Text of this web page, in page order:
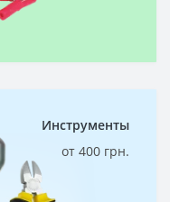
Инструменты
от 400 грн.